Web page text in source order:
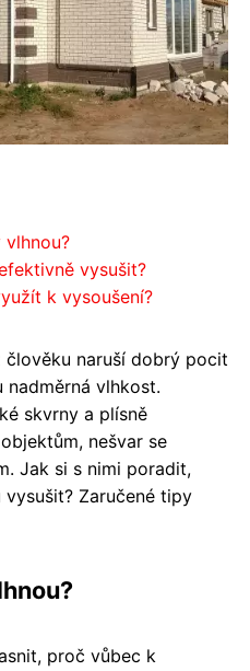
vysušit?
k vysoušení?
člověku naruší dobrý pocit
nadměrná vlhkost.
skvrny a plísně
nešvar se
Jak si s nimi poradit,
Zaručené tipy
proč vůbec k